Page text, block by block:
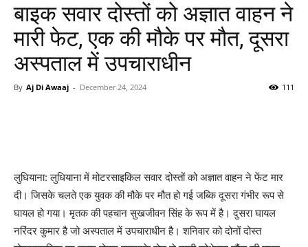
बाइक सवार दोस्तों को अज्ञात वाहन ने
मारी फेट, एक की मौके पर मौत, दूसरा
अस्पताल में उपचाराधीन
By Aj Di Awaaj - December 24, 2024 111
लुधियाना: लुधियाना में मोटरसाइकिल सवार दोस्तों को अज्ञात वाहन ने फेंट मार
दी। जिसके चलते एक युवक की मौके पर मौत हो गई जब्कि दूसरा गंभीर रूप से
घायल हो गया। मृतक की पहचान सुखजीवन सिंह के रूप में है। दुसरा घायल
नरिंदर कुमार है जो अस्पताल में उपचाराधीन है। शनिवार को दोनों दोस्त